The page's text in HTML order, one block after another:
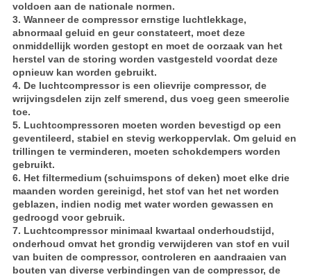
voldoen aan de nationale normen.
3. Wanneer de compressor ernstige luchtlekkage,
abnormaal geluid en geur constateert, moet deze
onmiddellijk worden gestopt en moet de oorzaak van het
herstel van de storing worden vastgesteld voordat deze
opnieuw kan worden gebruikt.
4. De luchtcompressor is een olievrije compressor, de
wrijvingsdelen zijn zelf smerend, dus voeg geen smeerolie
toe.
5. Luchtcompressoren moeten worden bevestigd op een
geventileerd, stabiel en stevig werkoppervlak. Om geluid en
trillingen te verminderen, moeten schokdempers worden
gebruikt.
6. Het filtermedium (schuimspons of deken) moet elke drie
maanden worden gereinigd, het stof van het net worden
geblazen, indien nodig met water worden gewassen en
gedroogd voor gebruik.
7. Luchtcompressor minimaal kwartaal onderhoudstijd,
onderhoud omvat het grondig verwijderen van stof en vuil
van buiten de compressor, controleren en aandraaien van
bouten van diverse verbindingen van de compressor, de